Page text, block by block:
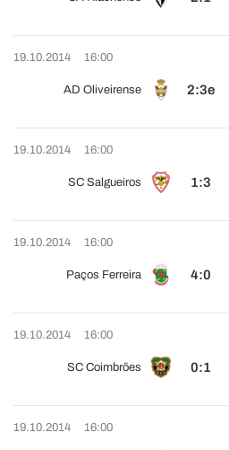
19.10.2014 16:00
AD Oliveirense 2:3e
19.10.2014 16:00
SC Salgueiros 1:3
19.10.2014 16:00
Paços Ferreira 4:0
19.10.2014 16:00
SC Coimbrões 0:1
19.10.2014 16:00